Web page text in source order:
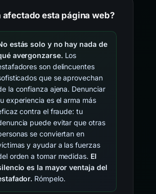
afectado esta página web?
estás solo y no hay nada de
avergonzarse.Los
son delincuentes
que se aprovechan
la confianza ajena. Denunciar
experiencia es el arma más
contra el fraude: tu
puede evitar que otras
se conviertan en
y ayudar a las fuerzas
orden a tomar medidas. El
es la mayor ventaja del
Rómpelo.